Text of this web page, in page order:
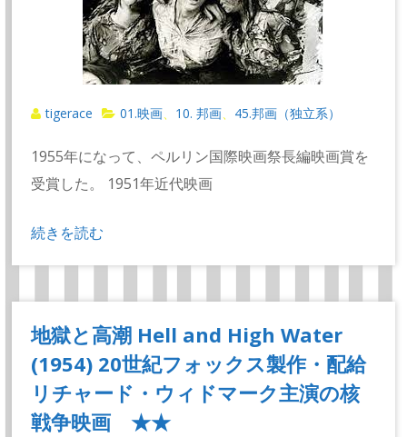
tigerace 01.映画 10. 邦画 45.邦画（独立系）
1955年になって、ペルリン国際映画祭長編映画賞を
受賞した。 1951年近代映画
続きを読む
地獄と高潮 Hell and High Water
(1954) 20世紀フォックス製作・配給
リチャード・ウィドマーク主演の核
戦争映画 ★★